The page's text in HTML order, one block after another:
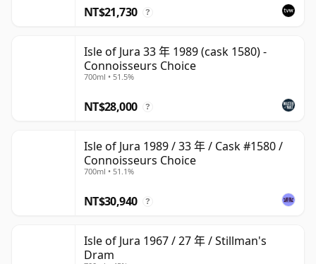
NT$21,730 ?
Isle of Jura 33 年 1989 (cask 1580) -
Connoisseurs Choice
700ml • 51.5%
NT$28,000 ?
Isle of Jura 1989 / 33 年 / Cask #1580 /
Connoisseurs Choice
700ml • 51.1%
NT$30,940 ?
Isle of Jura 1967 / 27 年 / Stillman's
Dram